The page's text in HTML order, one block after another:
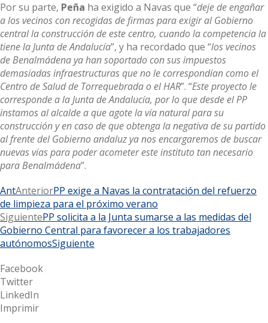
Por su parte, Peña ha exigido a Navas que “deje de engañar
a los vecinos con recogidas de firmas para exigir al Gobierno
central la construcción de este centro, cuando la competencia la
tiene la Junta de Andalucía”, y ha recordado que “los vecinos
de Benalmádena ya han soportado con sus impuestos
demasiadas infraestructuras que no le correspondían como el
Centro de Salud de Torrequebrada o el HAR”. “Este proyecto le
corresponde a la Junta de Andalucía, por lo que desde el PP
instamos al alcalde a que agote la vía natural para su
construcción y en caso de que obtenga la negativa de su partido
al frente del Gobierno andaluz ya nos encargaremos de buscar
nuevas vías para poder acometer este instituto tan necesario
para Benalmádena”.
AntAnteriorPP exige a Navas la contratación del refuerzo
de limpieza para el próximo verano
SiguientePP solicita a la Junta sumarse a las medidas del
Gobierno Central para favorecer a los trabajadores
autónomosSiguiente
Facebook
Twitter
LinkedIn
Imprimir